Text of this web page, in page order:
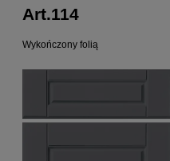
Art.114
Wykończony folią